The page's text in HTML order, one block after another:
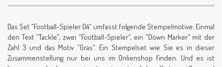
Das Set "Football-Spieler 04" umfasst folgende Stempelmotive: Einmal
den Text "Tackle", zwei "Football-Spieler", ein "Down Marker" mit der
Zahl 3 und das Motiv "Gras". Ein Stempelset wie Sie es in dieser
Zusammenstellung nur bei uns im Onlienshop finden. Und es ist